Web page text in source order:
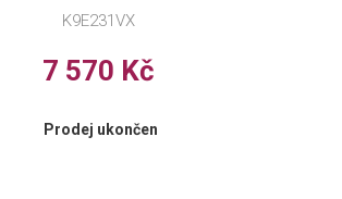
K9E231VX
7 570 Kč
Prodej ukončen